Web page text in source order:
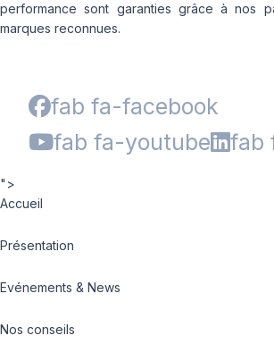
performance sont garanties grâce à nos
marques reconnues.
fab fa-facebook
fab fa-youtube
fab
">
Accueil
Présentation
Evénements & News
Nos conseils